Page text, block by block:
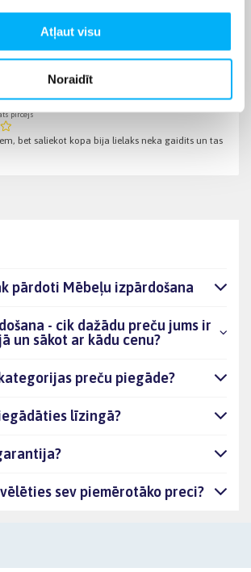
Atļaut visu
Noraidīt
Iesaku+++
pircējs
bet saliekot kopa bija lielaks neka gaidits un tas
pārdoti Mēbeļu izpārdošana
- cik dažādu preču jums ir
un sākot ar kādu cenu?
preču piegāde?
līzingā?
sev piemērotāko preci?